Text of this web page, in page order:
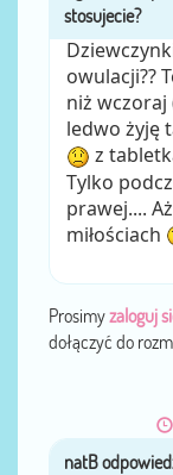
owulacji??
niż
ledwo żyję
z
Tylko
prawej....
miłościach
Prosimyzaloguj
dołączyć do